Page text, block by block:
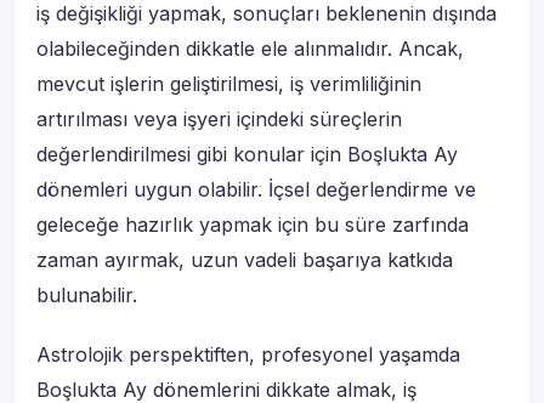
iş değişikliği yapmak, sonuçları beklenenin dışında
olabileceğinden dikkatle ele alınmalıdır. Ancak,
mevcut işlerin geliştirilmesi, iş verimliliğinin
artırılması veya işyeri içindeki süreçlerin
değerlendirilmesi gibi konular için Boşlukta Ay
dönemleri uygun olabilir. İçsel değerlendirme ve
geleceğe hazırlık yapmak için bu süre zarfında
zaman ayırmak, uzun vadeli başarıya katkıda
bulunabilir.
Astrolojik perspektiften, profesyonel yaşamda
Boşlukta Ay dönemlerini dikkate almak, iş